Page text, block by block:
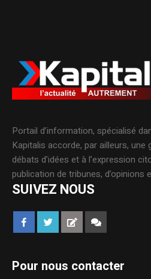
Portail d’information, spécialisé
Kapitalis accorde, par ailleurs, une
débats d’idées et à l’expression
publication de tribunes, d’opinions
SUIVEZ NOUS
Pour nous contacter